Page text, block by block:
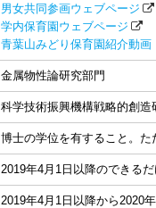
男女共同参画ウェブページ
学内保育園ウェブページ
青葉山みどり保育園紹介動画
金属物性論研究部門
科学技術振興機構戦略的創
博士の学位を有すること。
2019年4月1日以降のできる
2019年4月1日以降から2020